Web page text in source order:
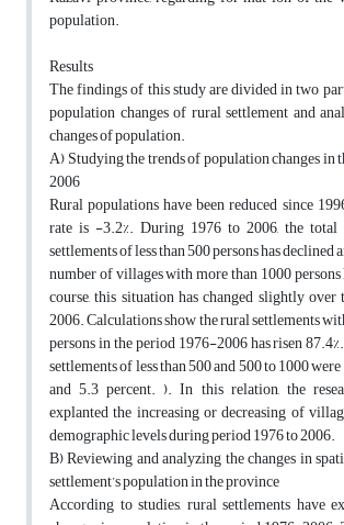
population.
Results
The findings of this study are divided in two
population changes of rural settlement and
changes of population.
A) Studying the trends of population changes in
2006
Rural populations have been reduced since
rate is -3.2%. During 1976 to 2006, the
settlements of less than 500 persons has declined
number of villages with more than 1000
course, this situation has changed slightly
2006. Calculations show the rural settlements
persons in the period 1976-2006 has risen
settlements of less than 500 and 500 to 1000
and 5.3 percent. ). In this relation, the
explanted the increasing or decreasing of
demographic levels during period 1976 to 2006.
B) Reviewing and analyzing the changes in
settlement’s population in the province
According to studies, rural settlements have